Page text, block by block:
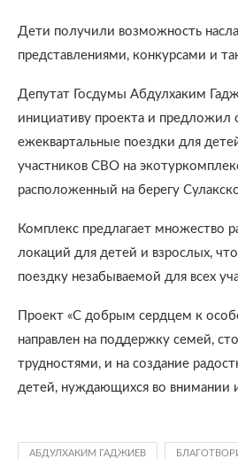
Дети получили возможность
представлениями, конкурсами и
Депутат Госдумы Абдулхаким
инициативу проекта и предложил
ежеквартальные поездки для
участников СВО на
расположенный на берегу
Комплекс предлагает множество
локаций для детей и взрослых,
поездку незабываемой для всех
Проект «С добрым сердцем к
направлен на поддержку семей,
трудностями, и на создание
детей, нуждающихся во внимании
АБДУЛХАКИМ ГАДЖИЕВ